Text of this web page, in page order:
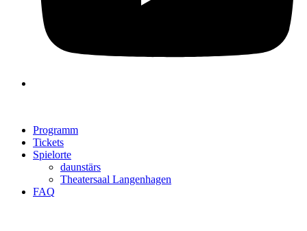
Programm
Tickets
Spielorte
daunstärs
Theatersaal Langenhagen
FAQ